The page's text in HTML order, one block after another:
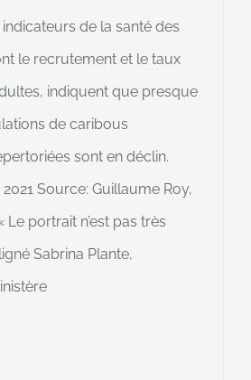
de la santé des
le recrutement et le taux
indiquent que presque
de caribous
sont en déclin.
Source: Guillaume Roy,
Le portrait n’est pas très
Sabrina Plante,